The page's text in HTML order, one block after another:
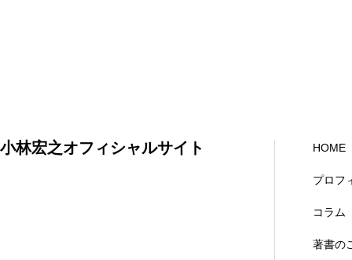
小林宏之オフィシャルサイト HOME
プロフ
コラム
著書の